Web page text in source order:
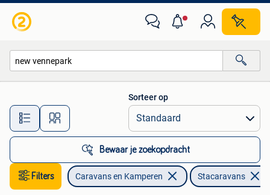
Alle afstanden…
Sorteer op
Bewaar je zoekopdracht
Filters Caravans en Kamperen Stacaravans